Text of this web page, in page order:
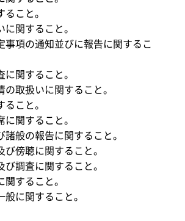
こと。
関すること。
事項の通知並びに報告に関するこ
関すること。
取扱いに関すること。
こと。
関すること。
般の報告に関すること。
傍聴に関すること。
調査に関すること。
すること。
に関すること。